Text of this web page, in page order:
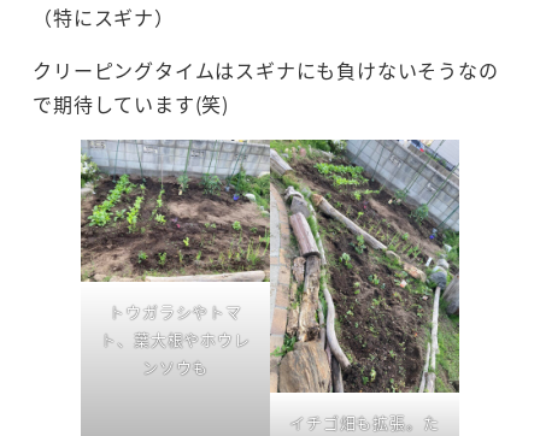
（特にスギナ）
クリーピングタイムはスギナにも負けないそうなの
で期待しています(笑)
トウガラシやトマ
ト、葉大根やホウレ
ンソウも
イチゴ畑も拡張。た